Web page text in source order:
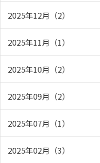
2025年12月（2）
2025年11月（1）
2025年10月（2）
2025年09月（2）
2025年07月（1）
2025年02月（3）